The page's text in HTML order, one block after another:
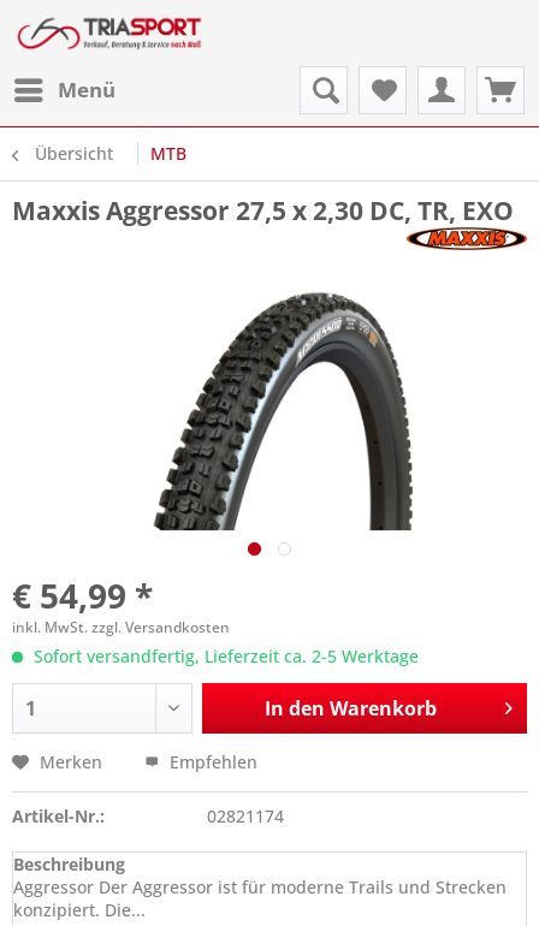
Menü
Übersicht MTB
Maxxis Aggressor 27,5 x 2,30 DC, TR, EXO
€ 54,99 *
inkl. MwSt.zzgl. Versandkosten
Sofort versandfertig, Lieferzeit ca. 2-5 Werktage
In den Warenkorb
Merken Empfehlen
Artikel-Nr.: 02821174
Beschreibung
Aggressor Der Aggressor ist für moderne Trails und Strecken
konzipiert. Die...